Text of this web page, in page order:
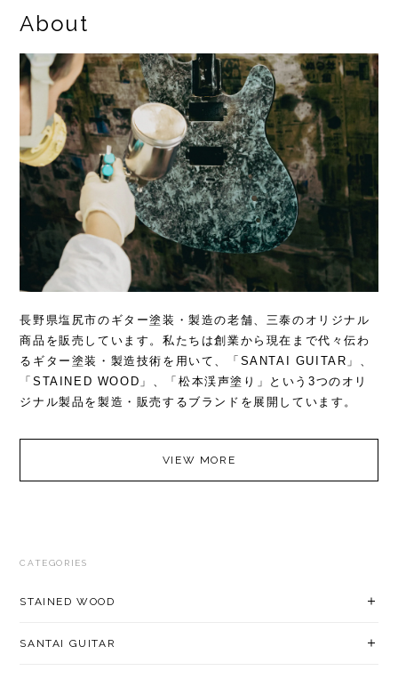
About
長野県塩尻市のギター塗装・製造の老舗、三泰のオリジナル
商品を販売しています。私たちは創業から現在まで代々伝わ
るギター塗装・製造技術を用いて、「SANTAI GUITAR」、
「STAINED WOOD」、「松本渓声塗り」という3つのオリ
ジナル製品を製造・販売するブランドを展開しています。
VIEW MORE
CATEGORIES
STAINED WOOD
SANTAI GUITAR